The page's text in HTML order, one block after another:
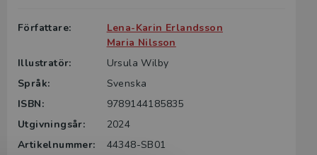
Författare:
Lena-Karin Erlandsson
Maria Nilsson
Illustratör:
Ursula Wilby
Språk:
Svenska
ISBN:
9789144185835
Utgivningsår:
2024
Artikelnummer:
44348-SB01